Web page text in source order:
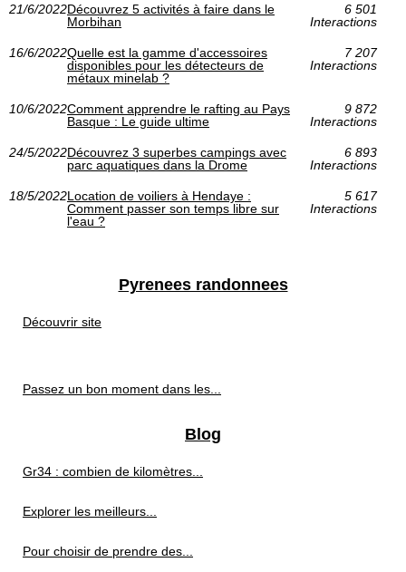
21/6/2022Découvrez 5 activités à faire dans le
Morbihan
6 501
Interactions
16/6/2022Quelle est la gamme d'accessoires
disponibles pour les détecteurs de
métaux minelab ?
7 207
Interactions
10/6/2022Comment apprendre le rafting au Pays
Basque : Le guide ultime
9 872
Interactions
24/5/2022Découvrez 3 superbes campings avec
parc aquatiques dans la Drome
6 893
Interactions
18/5/2022Location de voiliers à Hendaye :
Comment passer son temps libre sur
l'eau ?
5 617
Interactions
Pyrenees randonnees
Découvrir site
Passez un bon moment dans les...
Blog
Gr34 : combien de kilomètres...
Explorer les meilleurs...
Pour choisir de prendre des...